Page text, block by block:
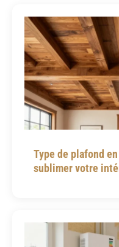
Type de plafond
sublimer votre